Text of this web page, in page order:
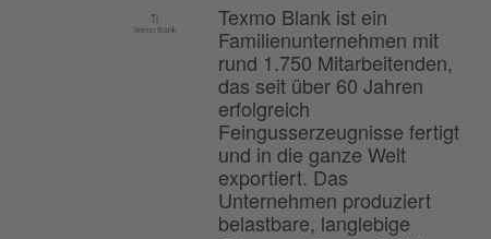
Texmo Blank ist ein
Familienunternehmen mit
rund 1.750 Mitarbeitenden,
das seit über 60 Jahren
erfolgreich
Feingusserzeugnisse fertigt
und in die ganze Welt
exportiert. Das
Unternehmen produziert
belastbare, langlebige